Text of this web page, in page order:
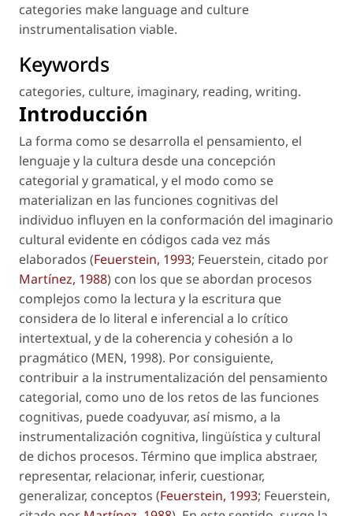
categories make language and culture
instrumentalisation viable.
Keywords
categories, culture, imaginary, reading, writing.
Introducción
La forma como se desarrolla el pensamiento, el
lenguaje y la cultura desde una concepción
categorial y gramatical, y el modo como se
materializan en las funciones cognitivas del
individuo influyen en la conformación del imaginario
cultural evidente en códigos cada vez más
elaborados (Feuerstein, 1993; Feuerstein, citado por
Martínez, 1988) con los que se abordan procesos
complejos como la lectura y la escritura que
considera de lo literal e inferencial a lo crítico
intertextual, y de la coherencia y cohesión a lo
pragmático (MEN, 1998). Por consiguiente,
contribuir a la instrumentalización del pensamiento
categorial, como uno de los retos de las funciones
cognitivas, puede coadyuvar, así mismo, a la
instrumentalización cognitiva, lingüística y cultural
de dichos procesos. Término que implica abstraer,
representar, relacionar, inferir, cuestionar,
generalizar, conceptos (Feuerstein, 1993; Feuerstein,